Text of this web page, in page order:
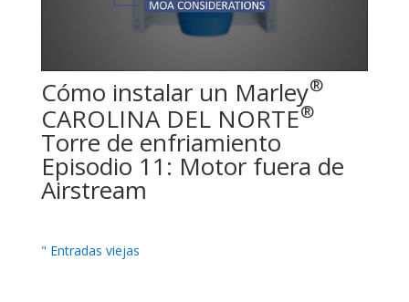
Cómo instalar un Marley®
CAROLINA DEL NORTE®
Torre de enfriamiento
Episodio 11: Motor fuera de
Airstream
" Entradas viejas